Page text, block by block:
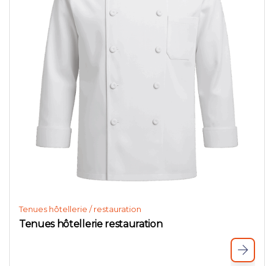
Tenues hôtellerie / restauration
Tenues hôtellerie restauration